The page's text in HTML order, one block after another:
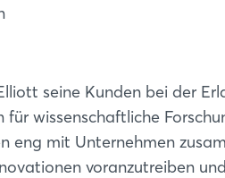
seine Kunden bei der
wissenschaftliche
eng mit Unternehmen
voranzutreiben
Passwort
Noch nicht